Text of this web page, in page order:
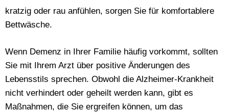
kratzig oder rau anfühlen, sorgen Sie für komfortablere
Bettwäsche.
Wenn Demenz in Ihrer Familie häufig vorkommt, sollten
Sie mit Ihrem Arzt über positive Änderungen des
Lebensstils sprechen. Obwohl die Alzheimer-Krankheit
nicht verhindert oder geheilt werden kann, gibt es
Maßnahmen, die Sie ergreifen können, um das